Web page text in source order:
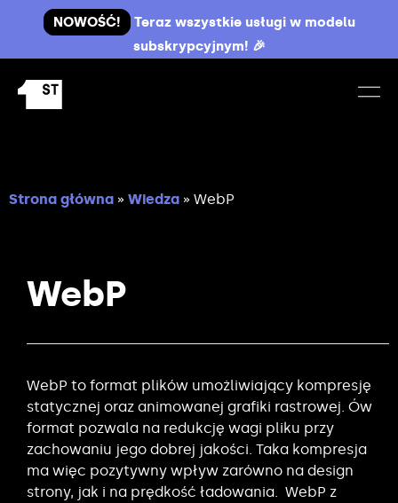
NOWOŚĆ!
Teraz wszystkie usługi w modelu
subskrypcyjnym! 🎉
Strona główna » Wiedza » WebP
WebP
WebP to format plików umożliwiający kompresję
statycznej oraz animowanej grafiki rastrowej. Ów
format pozwala na redukcję wagi pliku przy
zachowaniu jego dobrej jakości. Taka kompresja
ma więc pozytywny wpływ zarówno na design
strony, jak i na prędkość ładowania. WebP z